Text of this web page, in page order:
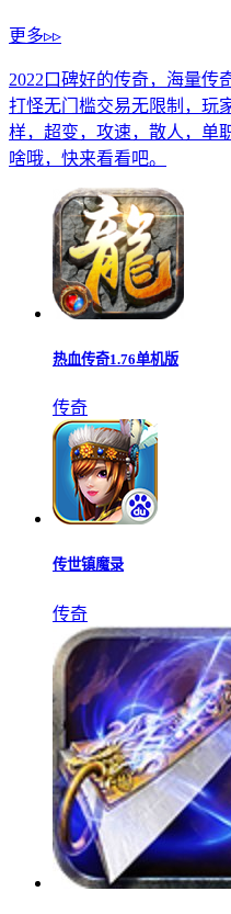
更多▹▹
2022口碑好的传奇，海量传
打怪无门槛交易无限制，玩
样，超变，攻速，散人，单
啥哦，快来看看吧。
热血传奇1.76单机版
传奇
传世镇魔录
传奇